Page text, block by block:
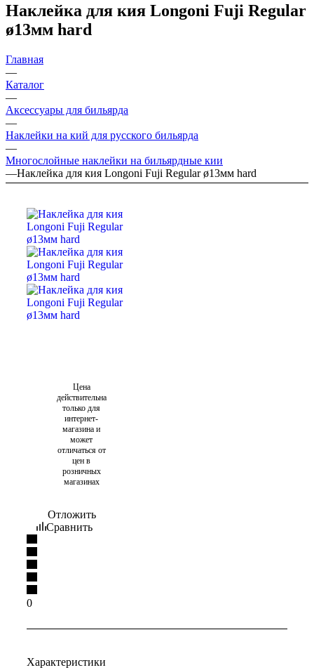
Наклейка для кия Longoni Fuji Regular
ø13мм hard
Главная
—
Каталог
—
Аксессуары для бильярда
—
Наклейки на кий для русского бильярда
—
Многослойные наклейки на бильярдные кии
—Наклейка для кия Longoni Fuji Regular ø13мм hard
Цена
действительна
только для
интернет-
магазина и
может
отличаться от
цен в
розничных
магазинах
Отложить
Сравнить
0
Характеристики